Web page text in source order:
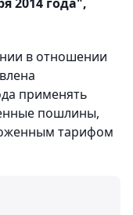
в отношении
применять
пошлины,
тарифом